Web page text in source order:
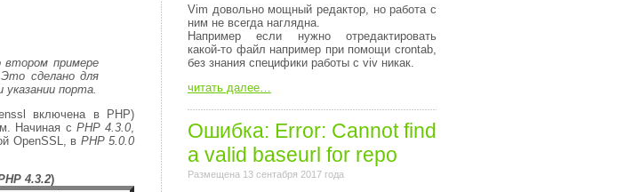
втором примере
Это сделано для
порта.
включена в PHP)
Начиная с PHP 4.3.0
OpenSSL, в PHP 5.0.0
4.3.2)
Vim довольно мощный редактор, но работа с
ним не всегда наглядна.
Например если нужно отредактировать
какой-то файл например при помощи crontab,
без знания специфики работы с viv никак.
читать далее…
Ошибка: Error: Cannot find
a valid baseurl for repo
Размещена 13 сентабря 2017 года